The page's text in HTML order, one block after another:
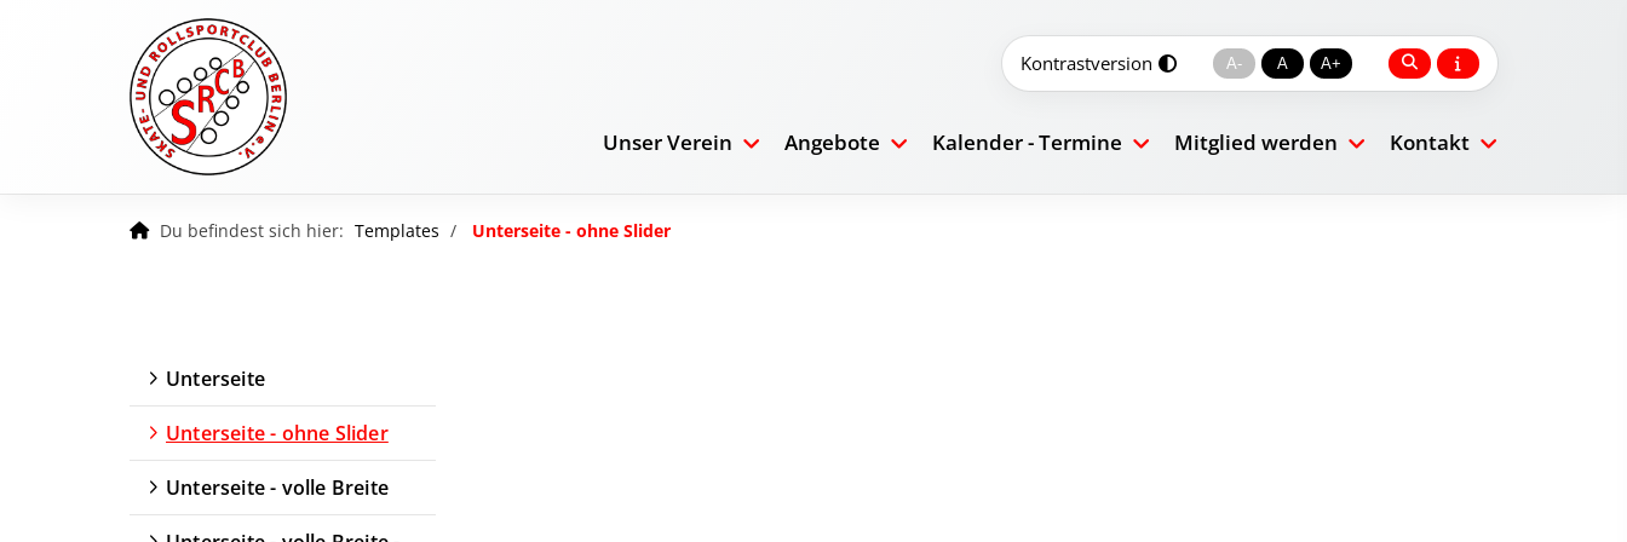
Kontrastversion A- A A+
Unser Verein Angebote Kalender - Termine Mitglied werden Kontakt
Du befindest sich hier: Templates Unterseite - ohne Slider
Unterseite
Unterseite - ohne Slider
Unterseite - volle Breite